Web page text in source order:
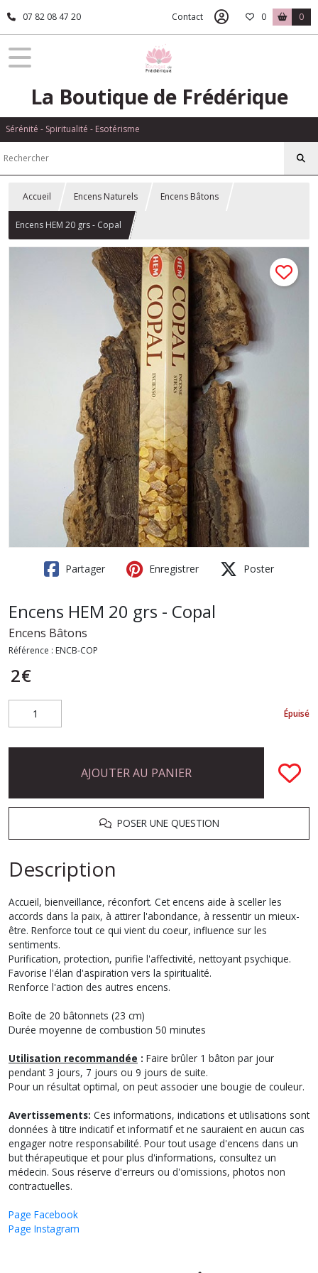
07 82 08 47 20 Contact 0 0
La Boutique de Frédérique
Sérénité - Spiritualité - Esotérisme
Accueil Encens Naturels Encens Bâtons
Encens HEM 20 grs - Copal
Partager Enregistrer Poster
Encens HEM 20 grs - Copal
Encens Bâtons
Référence : ENCB-COP
2€
Épuisé
AJOUTER AU PANIER
POSER UNE QUESTION
Description
Accueil, bienveillance, réconfort. Cet encens aide à sceller les
accords dans la paix, à attirer l'abondance, à ressentir un mieux-
être. Renforce tout ce qui vient du coeur, influence sur les
sentiments.
Purification, protection, purifie l'affectivité, nettoyant psychique.
Favorise l'élan d'aspiration vers la spiritualité.
Renforce l'action des autres encens.
Boîte de 20 bâtonnets (23 cm)
Durée moyenne de combustion 50 minutes
Utilisation recommandée : Faire brûler 1 bâton par jour
pendant 3 jours, 7 jours ou 9 jours de suite.
Pour un résultat optimal, on peut associer une bougie de couleur.
Avertissements: Ces informations, indications et utilisations sont
données à titre indicatif et informatif et ne sauraient en aucun cas
engager notre responsabilité. Pour tout usage d'encens dans un
but thérapeutique et pour plus d'informations, consultez un
médecin. Sous réserve d'erreurs ou d'omissions, photos non
contractuelles.
Page Facebook
Page Instagram